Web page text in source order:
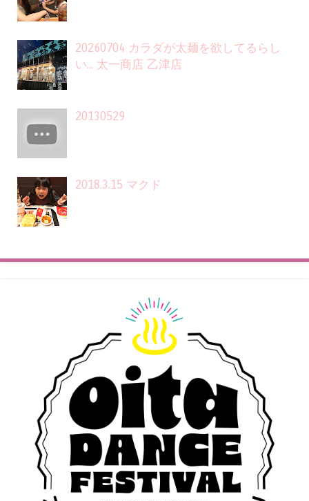
20260704 カラダが太麺を欲してるらし
い... 太一商店 乙津店
20130529
2018.3.15 マクド